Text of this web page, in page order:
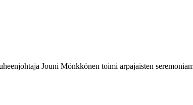
Jouni Mönkkönen toimi arpajaisten